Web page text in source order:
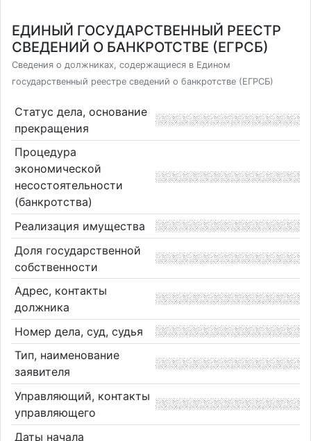
ЕДИНЫЙ ГОСУДАРСТВЕННЫЙ РЕЕСТР
СВЕДЕНИЙ О БАНКРОТСТВЕ (ЕГРСБ)
Сведения о должниках, содержащиеся в Едином
государственный реестре сведений о банкротстве (ЕГРСБ)
Статус дела, основание
прекращения
Процедура
экономической
несостоятельности
(банкротства)
Реализация имущества
Доля государственной
собственности
Адрес, контакты
должника
Номер дела, суд, судья
Тип, наименование
заявителя
Управляющий, контакты
управляющего
Даты начала